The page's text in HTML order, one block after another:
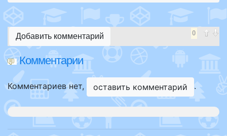
0
Добавить комментарий
Комментарии
Комментариев нет, оставить комментарий .